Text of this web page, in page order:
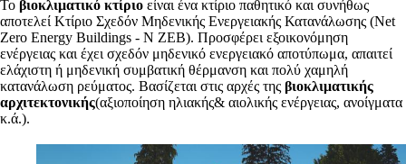
Το βιοκλιματικό κτίριο είναι ένα κτίριο παθητικό και συνήθως
αποτελεί Κτίριο Σχεδόν Μηδενικής Ενεργειακής Κατανάλωσης (Net
Zero Energy Buildings - Ν ZEB). Προσφέρει εξοικονόμηση
ενέργειας και έχει σχεδόν μηδενικό ενεργειακό αποτύπωμα, απαιτεί
ελάχιστη ή μηδενική συμβατική θέρμανση και πολύ χαμηλή
κατανάλωση ρεύματος. Βασίζεται στις αρχές της βιοκλιματικής
αρχιτεκτονικής(αξιοποίηση ηλιακής& αιολικής ενέργειας, ανοίγματα
κ.ά.).